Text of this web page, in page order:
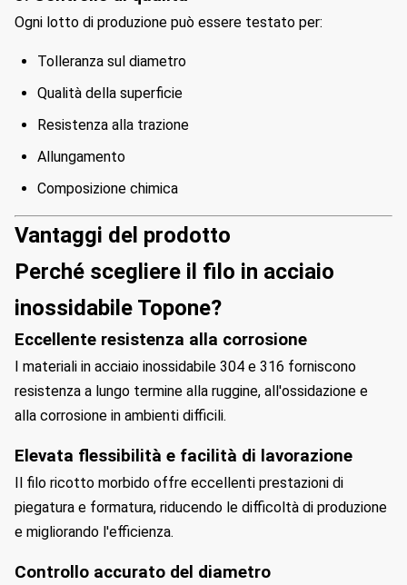
Ogni lotto di produzione può essere testato per:
Tolleranza sul diametro
Qualità della superficie
Resistenza alla trazione
Allungamento
Composizione chimica
Vantaggi del prodotto
Perché scegliere il filo in acciaio
inossidabile Topone?
Eccellente resistenza alla corrosione
I materiali in acciaio inossidabile 304 e 316 forniscono
resistenza a lungo termine alla ruggine, all'ossidazione e
alla corrosione in ambienti difficili.
Elevata flessibilità e facilità di lavorazione
Il filo ricotto morbido offre eccellenti prestazioni di
piegatura e formatura, riducendo le difficoltà di produzione
e migliorando l'efficienza.
Controllo accurato del diametro